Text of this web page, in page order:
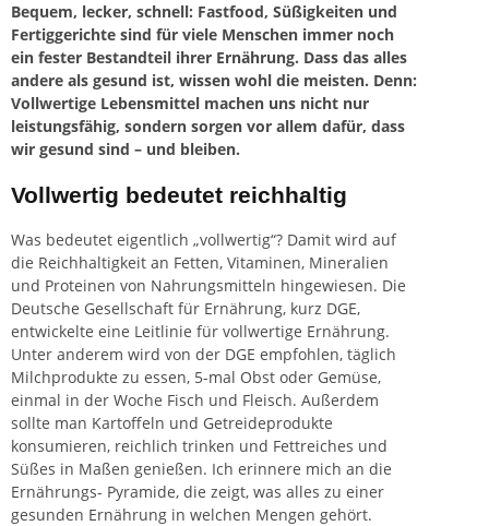
Bequem, lecker, schnell: Fastfood, Süßigkeiten und
Fertiggerichte sind für viele Menschen immer noch
ein fester Bestandteil ihrer Ernährung. Dass das alles
andere als gesund ist, wissen wohl die meisten. Denn:
Vollwertige Lebensmittel machen uns nicht nur
leistungsfähig, sondern sorgen vor allem dafür, dass
wir gesund sind – und bleiben.
Vollwertig bedeutet reichhaltig
Was bedeutet eigentlich „vollwertig“? Damit wird auf
die Reichhaltigkeit an Fetten, Vitaminen, Mineralien
und Proteinen von Nahrungsmitteln hingewiesen. Die
Deutsche Gesellschaft für Ernährung, kurz DGE,
entwickelte eine Leitlinie für vollwertige Ernährung.
Unter anderem wird von der DGE empfohlen, täglich
Milchprodukte zu essen, 5-mal Obst oder Gemüse,
einmal in der Woche Fisch und Fleisch. Außerdem
sollte man Kartoffeln und Getreideprodukte
konsumieren, reichlich trinken und Fettreiches und
Süßes in Maßen genießen. Ich erinnere mich an die
Ernährungs- Pyramide, die zeigt, was alles zu einer
gesunden Ernährung in welchen Mengen gehört.